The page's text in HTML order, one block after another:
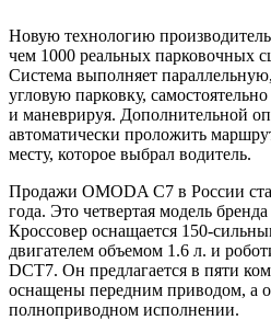
Новую технологию производитель
чем 1000 реальных парковочных
Система выполняет
угловую парковку,
и маневрируя. Дополнительной
автоматически проложить
месту, которое выбрал водитель.
Продажи OMODA C7 в России
года. Это четвертая модель
Кроссовер оснащается 150-
двигателем объемом 1.6 л. и
DCT7. Он предлагается в пяти
оснащены передним приводом, а
полноприводном исполнении.